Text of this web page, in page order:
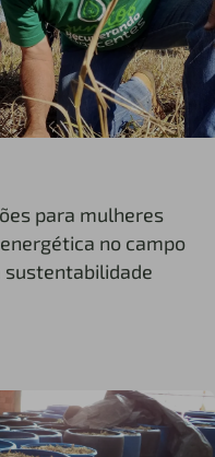
para mulheres
no campo
sustentabilidade